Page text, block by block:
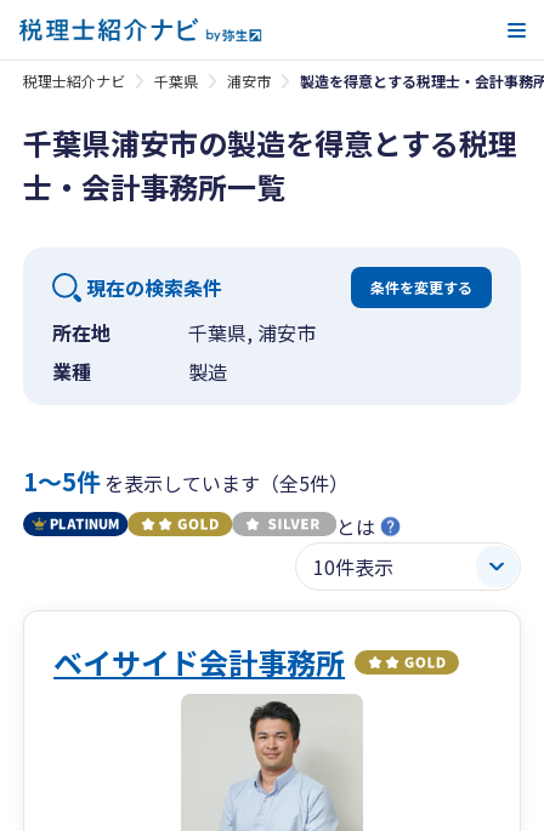
税理士紹介ナビ 千葉県 浦安市 製造を得意とする税理士・会計事務
千葉県浦安市の製造を得意とする税理
士・会計事務所一覧
現在の検索条件 条件を変更する
所在地
千葉県, 浦安市
業種
製造
1〜5件を表示しています（全5件）
とは
ベイサイド会計事務所